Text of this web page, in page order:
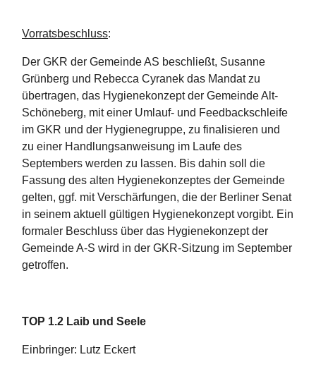
Vorratsbeschluss:
Der GKR der Gemeinde AS beschließt, Susanne
Grünberg und Rebecca Cyranek das Mandat zu
übertragen, das Hygienekonzept der Gemeinde Alt-
Schöneberg, mit einer Umlauf- und Feedbackschleife
im GKR und der Hygienegruppe, zu finalisieren und
zu einer Handlungsanweisung im Laufe des
Septembers werden zu lassen. Bis dahin soll die
Fassung des alten Hygienekonzeptes der Gemeinde
gelten, ggf. mit Verschärfungen, die der Berliner Senat
in seinem aktuell gültigen Hygienekonzept vorgibt. Ein
formaler Beschluss über das Hygienekonzept der
Gemeinde A-S wird in der GKR-Sitzung im September
getroffen.
TOP 1.2 Laib und Seele
Einbringer: Lutz Eckert